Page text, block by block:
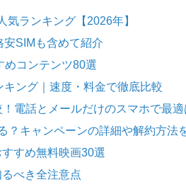
ランキング【2026年】
SIMも含めて紹介
めコンテンツ80選
キング｜速度・料金で徹底比較
電話とメールだけのスマホで最適
？キャンペーンの詳細や解約方法
すめ無料映画30選
べき全注意点